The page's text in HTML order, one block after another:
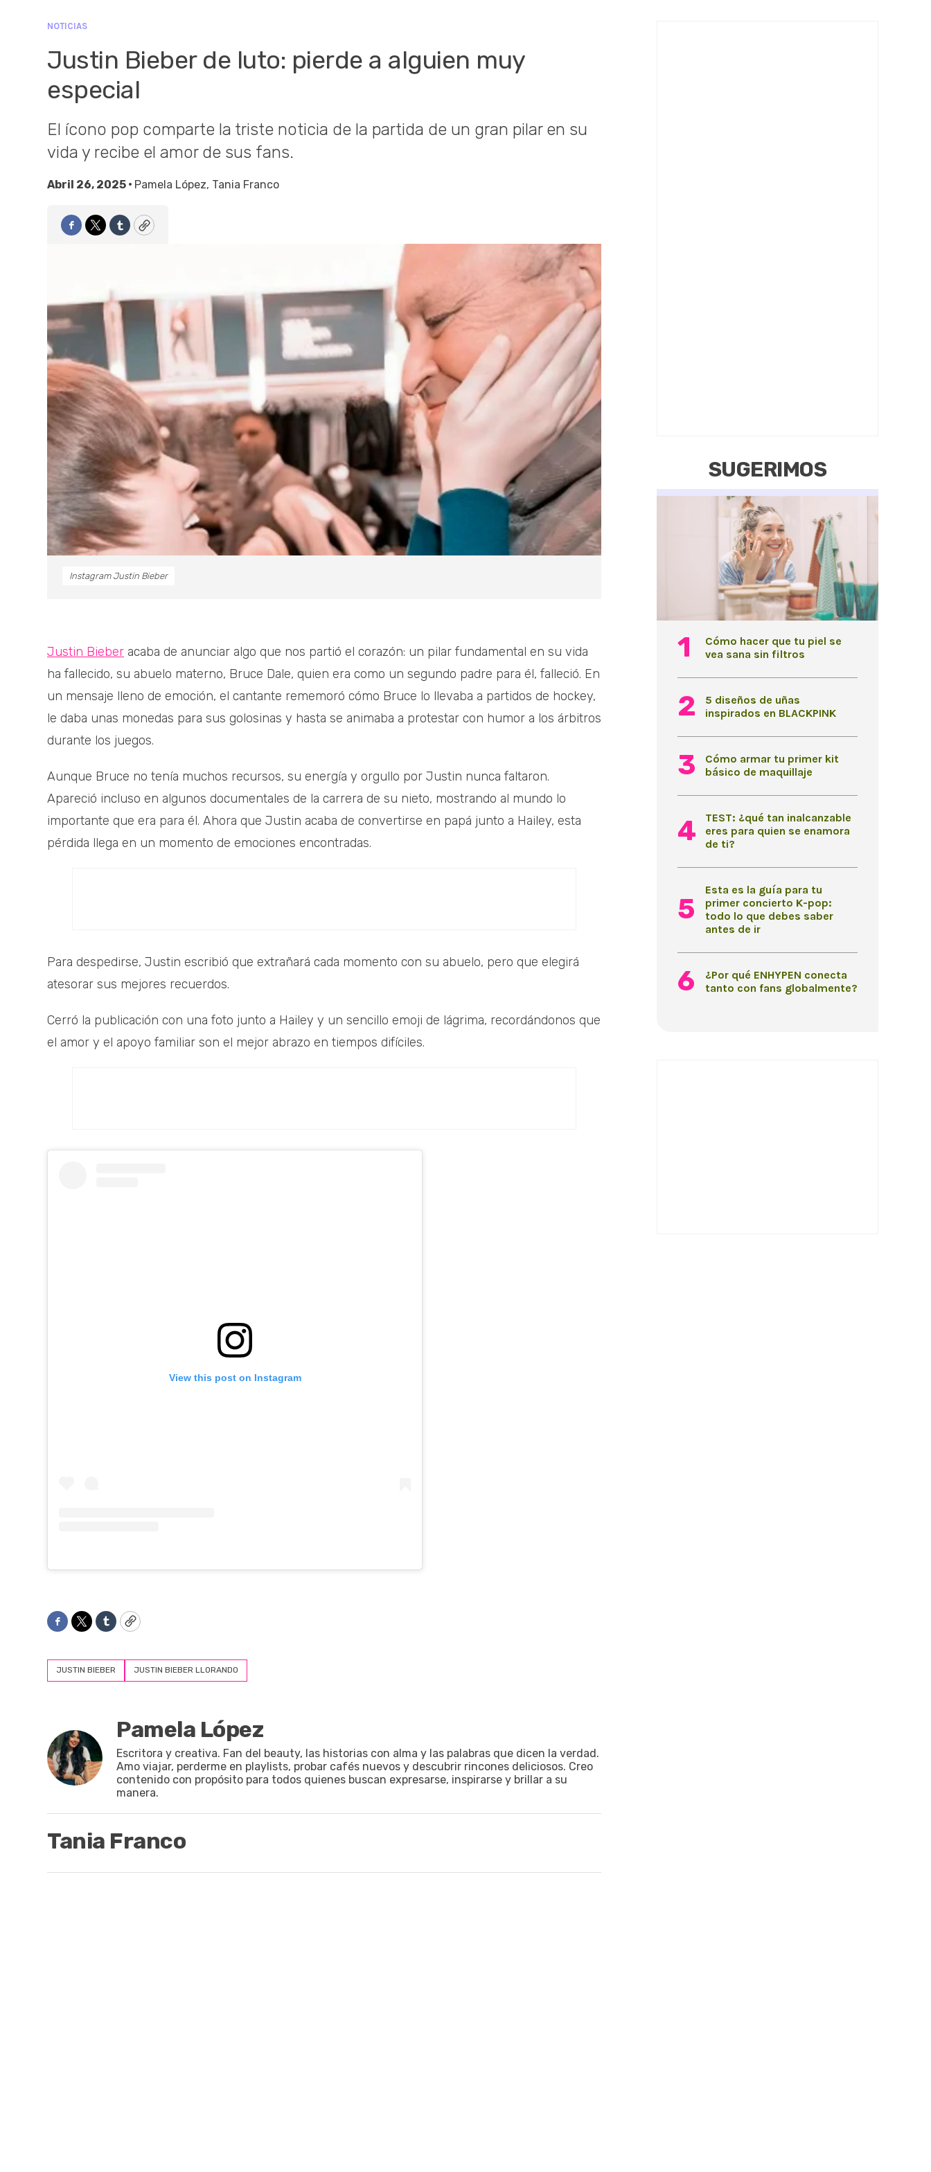
NOTICIAS
Justin Bieber de luto: pierde a alguien muy
especial
El ícono pop comparte la triste noticia de la partida de un gran pilar en su
vida y recibe el amor de sus fans.
Abril 26, 2025 • Pamela López, Tania Franco
Facebook
TwitterTumblrCopy
Instagram Justin Bieber
Justin Bieber acaba de anunciar algo que nos partió el corazón: un pilar fundamental en su vida
ha fallecido, su abuelo materno, Bruce Dale, quien era como un segundo padre para él, falleció. En
un mensaje lleno de emoción, el cantante rememoró cómo Bruce lo llevaba a partidos de hockey,
le daba unas monedas para sus golosinas y hasta se animaba a protestar con humor a los árbitros
durante los juegos.
Aunque Bruce no tenía muchos recursos, su energía y orgullo por Justin nunca faltaron.
Apareció incluso en algunos documentales de la carrera de su nieto, mostrando al mundo lo
importante que era para él. Ahora que Justin acaba de convertirse en papá junto a Hailey, esta
pérdida llega en un momento de emociones encontradas.
Para despedirse, Justin escribió que extrañará cada momento con su abuelo, pero que elegirá
atesorar sus mejores recuerdos.
Cerró la publicación con una foto junto a Hailey y un sencillo emoji de lágrima, recordándonos que
el amor y el apoyo familiar son el mejor abrazo en tiempos difíciles.
View this post on Instagram
Facebook
TwitterTumblrCopy
JUSTIN BIEBER JUSTIN BIEBER LLORANDO
Pamela López
Escritora y creativa. Fan del beauty, las historias con alma y las palabras que dicen la verdad.
Amo viajar, perderme en playlists, probar cafés nuevos y descubrir rincones deliciosos. Creo
contenido con propósito para todos quienes buscan expresarse, inspirarse y brillar a su
manera.
Tania Franco
SUGERIMOS
Cómo hacer que tu piel se
vea sana sin filtros
5 diseños de uñas
inspirados en BLACKPINK
Cómo armar tu primer kit
básico de maquillaje
TEST: ¿qué tan inalcanzable
eres para quien se enamora
de ti?
Esta es la guía para tu
primer concierto K-pop:
todo lo que debes saber
antes de ir
¿Por qué ENHYPEN conecta
tanto con fans globalmente?